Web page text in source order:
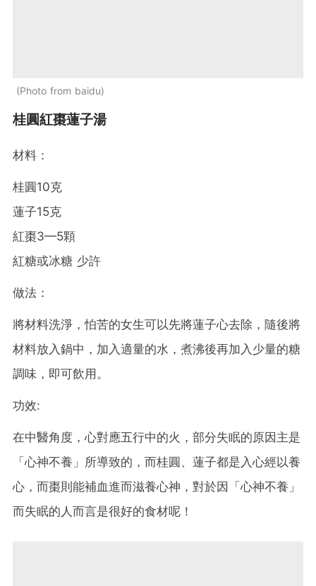
Photo from baidu
桂圓紅棗蓮子湯
材料：
桂圓10克
蓮子15克
紅棗3—5顆
紅糖或冰糖 少許
做法：
將材料洗淨，怕苦的女生可以先將蓮子心去除，隨後將
材料放入鍋中，加入適量的水，煮沸後再加入少量的糖
調味，即可飲用。
功效:
在中醫角度，心對應五行中的火，部分失眠的原因主是
「心神不養」所導致的，而桂圓、蓮子都是入心經以養
心，而棗則能補血進而滋養心神，對於因「心神不養」
而失眠的人而言是很好的食材呢！